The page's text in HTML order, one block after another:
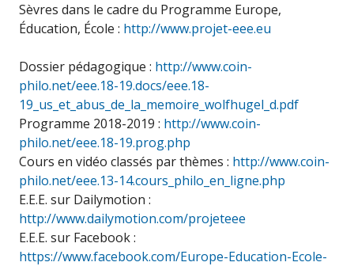
Sèvres dans le cadre du Programme Europe,
Éducation, École : http://www.projet-eee.eu
Dossier pédagogique : http://www.coin-
philo.net/eee.18-19.docs/eee.18-
19_us_et_abus_de_la_memoire_wolfhugel_d.pdf
Programme 2018-2019 : http://www.coin-
philo.net/eee.18-19.prog.php
Cours en vidéo classés par thèmes : http://www.coin-
philo.net/eee.13-14.cours_philo_en_ligne.php
E.E.E. sur Dailymotion :
http://www.dailymotion.com/projeteee
E.E.E. sur Facebook :
https://www.facebook.com/Europe-Education-Ecole-